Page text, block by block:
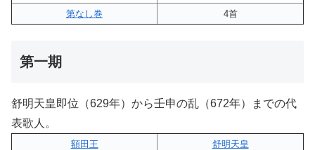
第なし巻
4首
第一期
舒明天皇即位（629年）から壬申の乱（672年）までの代
表歌人。
額田王
舒明天皇